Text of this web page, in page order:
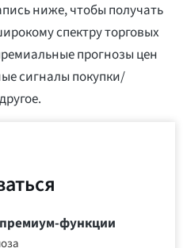
ниже, чтобы получать
спектру торговых
прогнозы цен
сигналы покупки/
функции